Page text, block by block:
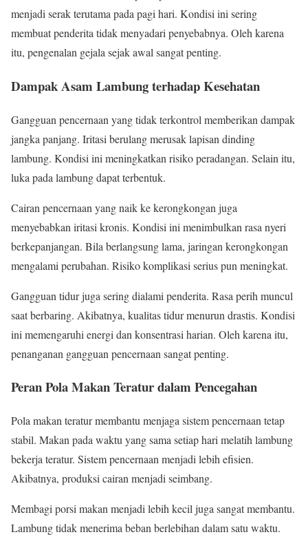
menjadi serak terutama pada pagi hari. Kondisi ini sering
membuat penderita tidak menyadari penyebabnya. Oleh karena
itu, pengenalan gejala sejak awal sangat penting.
Dampak Asam Lambung terhadap Kesehatan
Gangguan pencernaan yang tidak terkontrol memberikan dampak
jangka panjang. Iritasi berulang merusak lapisan dinding
lambung. Kondisi ini meningkatkan risiko peradangan. Selain itu,
luka pada lambung dapat terbentuk.
Cairan pencernaan yang naik ke kerongkongan juga
menyebabkan iritasi kronis. Kondisi ini menimbulkan rasa nyeri
berkepanjangan. Bila berlangsung lama, jaringan kerongkongan
mengalami perubahan. Risiko komplikasi serius pun meningkat.
Gangguan tidur juga sering dialami penderita. Rasa perih muncul
saat berbaring. Akibatnya, kualitas tidur menurun drastis. Kondisi
ini memengaruhi energi dan konsentrasi harian. Oleh karena itu,
penanganan gangguan pencernaan sangat penting.
Peran Pola Makan Teratur dalam Pencegahan
Pola makan teratur membantu menjaga sistem pencernaan tetap
stabil. Makan pada waktu yang sama setiap hari melatih lambung
bekerja teratur. Sistem pencernaan menjadi lebih efisien.
Akibatnya, produksi cairan menjadi seimbang.
Membagi porsi makan menjadi lebih kecil juga sangat membantu.
Lambung tidak menerima beban berlebihan dalam satu waktu.